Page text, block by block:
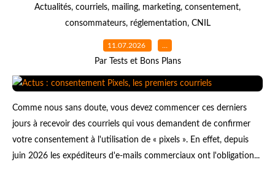
Actualités, courriels, mailing, marketing, consentement,
consommateurs, réglementation, CNIL
11.07.2026 …
Par Tests et Bons Plans
Comme nous sans doute, vous devez commencer ces derniers
jours à recevoir des courriels qui vous demandent de confirmer
votre consentement à l'utilisation de « pixels ». En effet, depuis
juin 2026 les expéditeurs d'e-mails commerciaux ont l'obligation...